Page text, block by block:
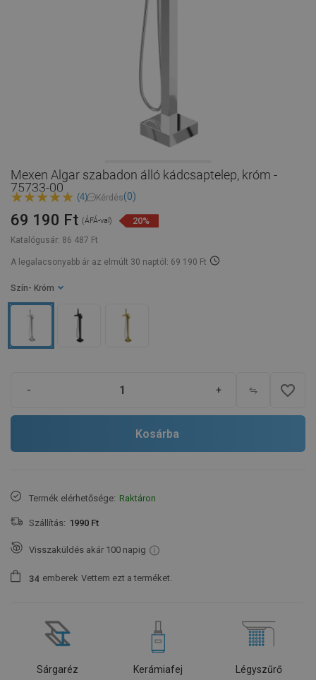
Mexen Algar szabadon álló kádcsaptelep, króm -
75733-00
(4) Kérdés(0)
Katalógusár: 86 487 Ft
69 190 Ft (ÁFÁ-val) 20%
A legalacsonyabb ár az elmúlt 30 naptól: 69 190 Ft
Szín - Króm
- + favorite_border
Kosárba
Termék elérhetősége: Raktáron
Szállítás: 1990 Ft
Visszaküldés akár 100 napig
34 emberek Vettem ezt a terméket.
Sárgaréz Kerámiafej Légyszűrő